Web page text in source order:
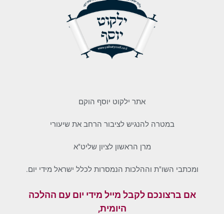
אתר ילקוט יוסף הוקם
במטרה להנגיש לציבור הרחב את שיעורי
מרן הראשון לציון שליט"א
ומכתבי השו"ת וההלכות הנמסרות לכלל ישראל מידי יום.
אם ברצונכם לקבל מייל מידי יום עם ההלכה
היומית,